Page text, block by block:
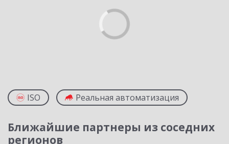
ISO Реальная автоматизация
Ближайшие партнеры из соседних
регионов